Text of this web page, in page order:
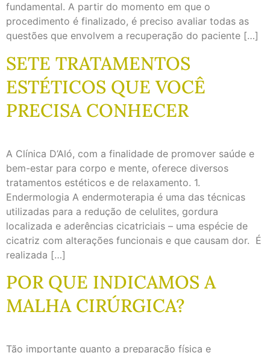
fundamental. A partir do momento em que o
procedimento é finalizado, é preciso avaliar todas as
questões que envolvem a recuperação do paciente […]
SETE TRATAMENTOS
ESTÉTICOS QUE VOCÊ
PRECISA CONHECER
A Clínica D’Aló, com a finalidade de promover saúde e
bem-estar para corpo e mente, oferece diversos
tratamentos estéticos e de relaxamento. 1.
Endermologia A endermoterapia é uma das técnicas
utilizadas para a redução de celulites, gordura
localizada e aderências cicatriciais – uma espécie de
cicatriz com alterações funcionais e que causam dor. É
realizada […]
POR QUE INDICAMOS A
MALHA CIRÚRGICA?
Tão importante quanto a preparação física e